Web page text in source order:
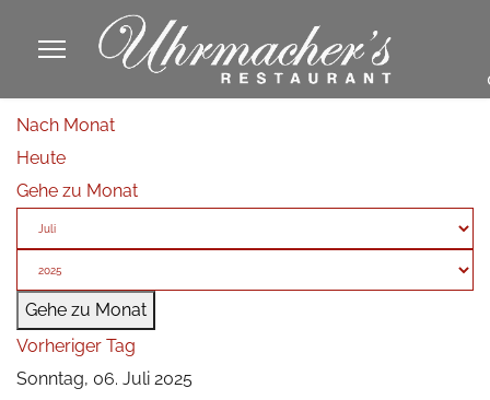
Nach Monat
Heute
Gehe zu Monat
Gehe zu Monat
Vorheriger Tag
Sonntag, 06. Juli 2025